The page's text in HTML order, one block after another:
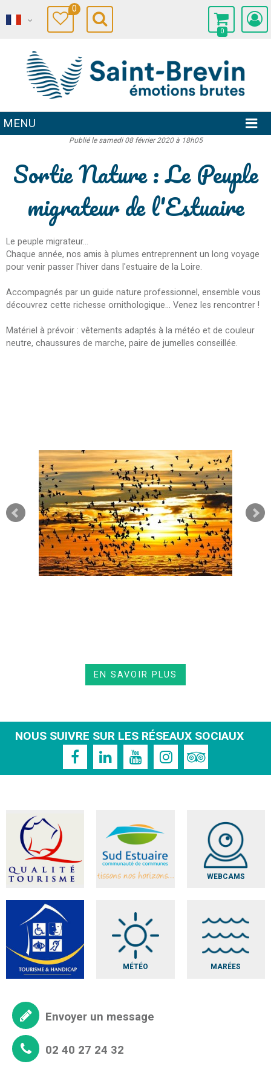
0
0
MENU
Publié le samedi 08 février 2020 à 18h05
Sortie Nature : Le Peuple
migrateur de l'Estuaire
Le peuple migrateur...
Chaque année, nos amis à plumes entreprennent un long voyage
pour venir passer l'hiver dans l'estuaire de la Loire.
Accompagnés par un guide nature professionnel, ensemble vous
découvrez cette richesse ornithologique... Venez les rencontrer !
Matériel à prévoir : vêtements adaptés à la météo et de couleur
neutre, chaussures de marche, paire de jumelles conseillée.
EN SAVOIR PLUS
NOUS SUIVRE SUR LES RÉSEAUX SOCIAUX
WEBCAMS
MÉTÉO MARÉES
Envoyer un message
02 40 27 24 32